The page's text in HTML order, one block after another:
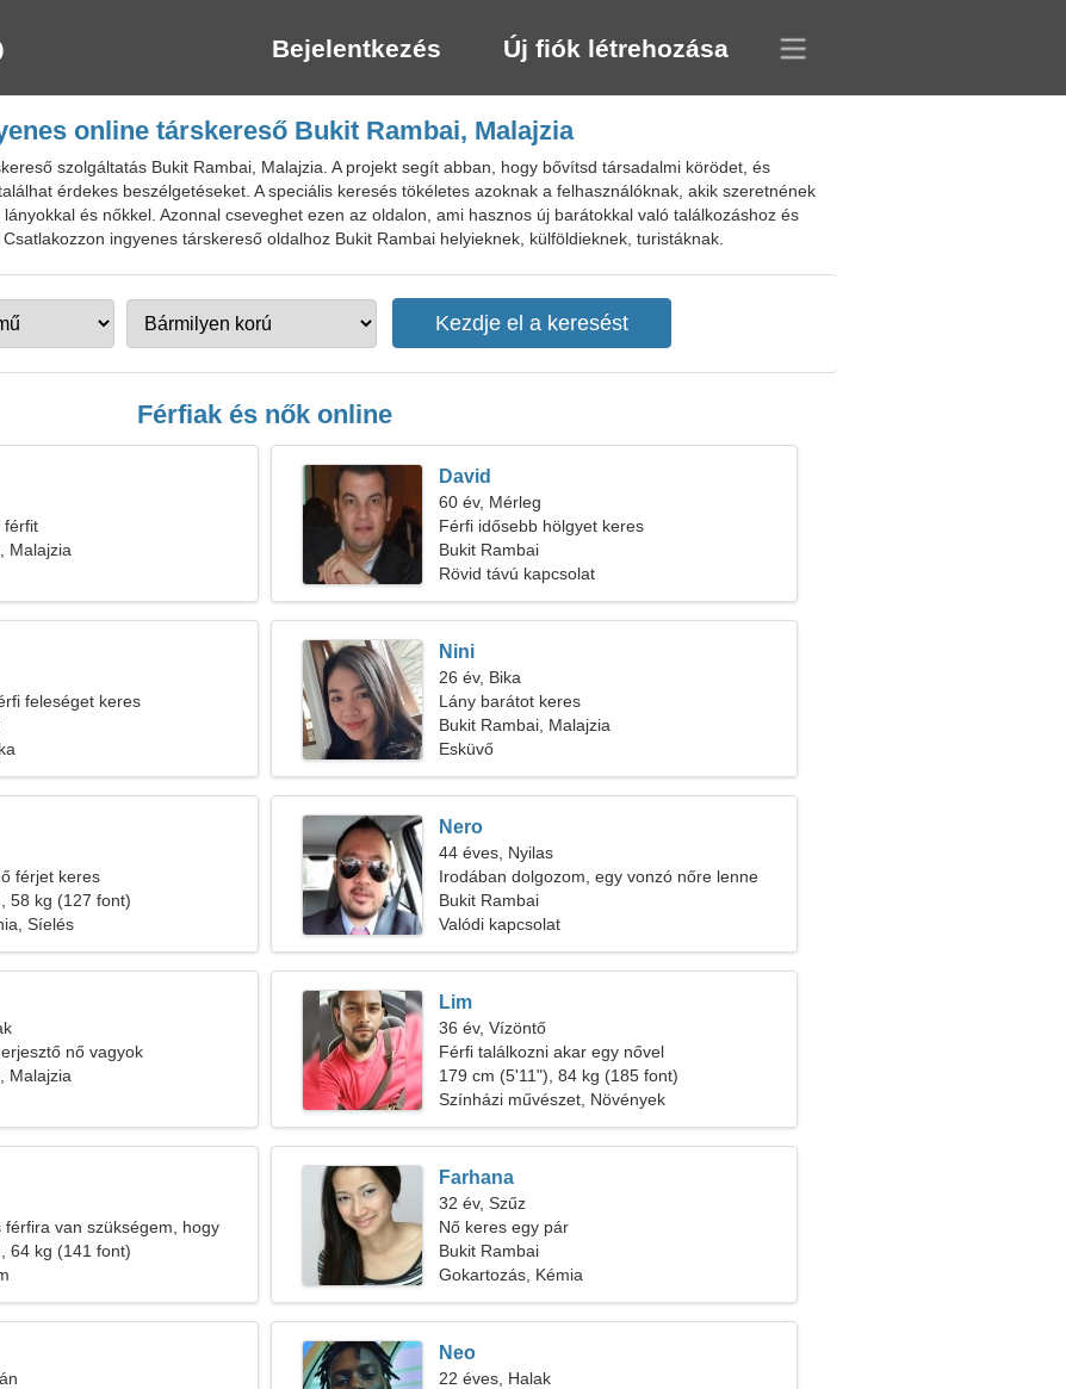
Bejelentkezés Új fiók létrehozása
online társkereső Bukit Rambai, Malajzia
szolgáltatás Bukit Rambai, Malajzia. A projekt segít abban, hogy bővítsd társadalmi körödet, és
érdekes beszélgetéseket. A speciális keresés tökéletes azoknak a felhasználóknak, akik szeretnének
és nőkkel. Azonnal cseveghet ezen az oldalon, ami hasznos új barátokkal való találkozáshoz és
ingyenes társkereső oldalhoz Bukit Rambai helyieknek, külföldieknek, turistáknak.
Férfiak és nők online
férfit
Malajzia
David
60 év, Mérleg
Férfi idősebb hölgyet keres
Bukit Rambai
Rövid távú kapcsolat
feleséget keres
Nini
26 év, Bika
Lány barátot keres
Bukit Rambai, Malajzia
Esküvő
férjet keres
58 kg (127 font)
Síelés
Nero
44 éves, Nyilas
Irodában dolgozom, egy vonzó nőre lenne
szükségem
Bukit Rambai
Valódi kapcsolat
nő vagyok
Malajzia
Lim
36 év, Vízöntő
Férfi találkozni akar egy nővel
179 cm (5'11"), 84 kg (185 font)
Színházi művészet, Növények
férfira van szükségem, hogy
64 kg (141 font)
Farhana
32 év, Szűz
Nő keres egy pár
Bukit Rambai
Gokartozás, Kémia
Neo
22 éves, Halak